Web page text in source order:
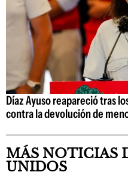
Díaz Ayuso reapareció tras
contra la devolución de
MÁS NOTICIAS
UNIDOS